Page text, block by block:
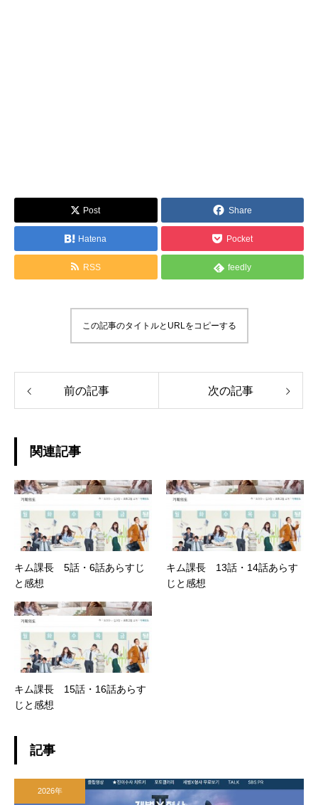
Post Share
Hatena Pocket
RSS feedly
この記事のタイトルとURLをコピーする
前の記事 次の記事
関連記事
キム課長 5話・6話あらすじ
と感想
キム課長 13話・14話あらす
じと感想
キム課長 15話・16話あらす
じと感想
記事
2026年